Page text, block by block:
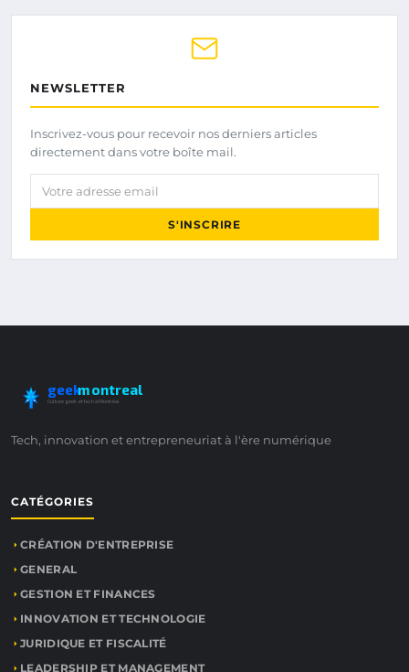
NEWSLETTER
Inscrivez-vous pour recevoir nos derniers articles
directement dans votre boîte mail.
Votre adresse email
S'INSCRIRE
geekmontreal
Culture geek et tech à Montréal
Tech, innovation et entrepreneuriat à l'ère numérique
CATÉGORIES
CRÉATION D'ENTREPRISE
GENERAL
GESTION ET FINANCES
INNOVATION ET TECHNOLOGIE
JURIDIQUE ET FISCALITÉ
LEADERSHIP ET MANAGEMENT